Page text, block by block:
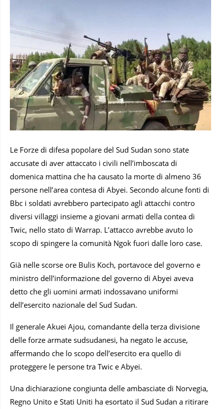
Le Forze di difesa popolare del Sud Sudan sono state
accusate di aver attaccato i civili nell’imboscata di
domenica mattina che ha causato la morte di almeno 36
persone nell’area contesa di Abyei. Secondo alcune fonti di
Bbc i soldati avrebbero partecipato agli attacchi contro
diversi villaggi insieme a giovani armati della contea di
Twic, nello stato di Warrap. L’attacco avrebbe avuto lo
scopo di spingere la comunità Ngok fuori dalle loro case.
Già nelle scorse ore Bulis Koch, portavoce del governo e
ministro dell’informazione del governo di Abyei aveva
detto che gli uomini armati indossavano uniformi
dell’esercito nazionale del Sud Sudan.
Il generale Akuei Ajou, comandante della terza divisione
delle forze armate sudsudanesi, ha negato le accuse,
affermando che lo scopo dell’esercito era quello di
proteggere le persone tra Twic e Abyei.
Una dichiarazione congiunta delle ambasciate di Norvegia,
Regno Unito e Stati Uniti ha esortato il Sud Sudan a ritirare